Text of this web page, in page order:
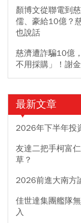
顏博文從聯電到
儒、豪給10億？
也說話
慈濟遭詐騙10億
不用採購」！謝
最新文章
2026年下半年投
友達二把手柯富
草？
2026前進大南方
佳世達集團艦隊
入